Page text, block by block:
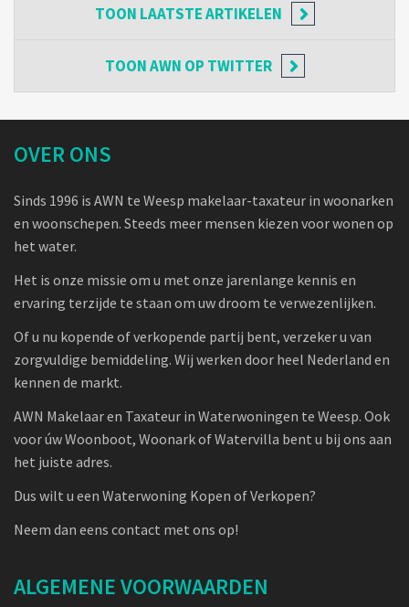
TOON LAATSTE ARTIKELEN
TOONAWN OP TWITTER
OVER ONS
Sinds 1996 is AWN te Weesp makelaar-taxateur in woonarken
en woonschepen. Steeds meer mensen kiezen voor wonen op
het water.
Het is onze missie om u met onze jarenlange kennis en
ervaring terzijde te staan om uw droom te verwezenlijken.
Of u nu kopende of verkopende partij bent, verzeker u van
zorgvuldige bemiddeling. Wij werken door heel Nederland en
kennen de markt.
AWN Makelaar en Taxateur in Waterwoningen te Weesp. Ook
voor úw Woonboot, Woonark of Watervilla bent u bij ons aan
het juiste adres.
Dus wilt u een Waterwoning Kopen of Verkopen?
Neem dan eens contact met ons op!
ALGEMENE VOORWAARDEN